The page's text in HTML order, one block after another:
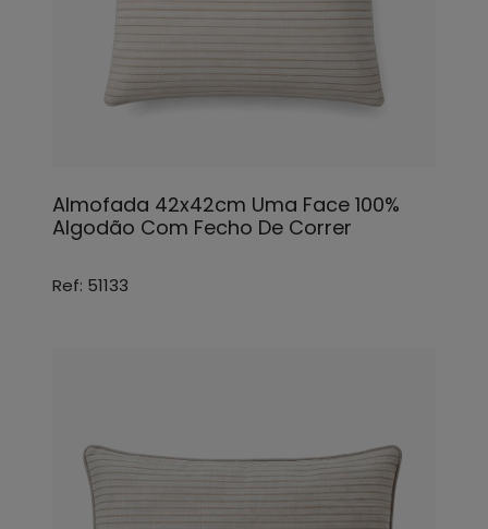
Almofada 42x42cm Uma Face 100%
Algodão Com Fecho De Correr
Ref: 51133